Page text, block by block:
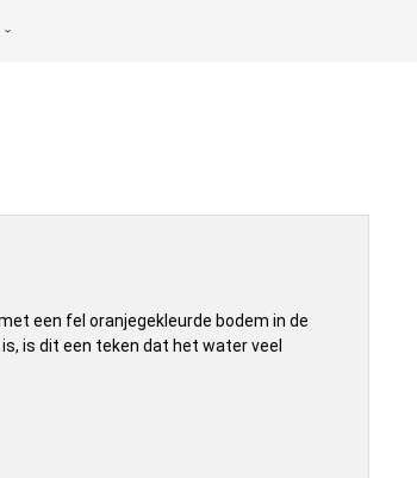
een fel oranjegekleurde bodem in de
is dit een teken dat het water veel